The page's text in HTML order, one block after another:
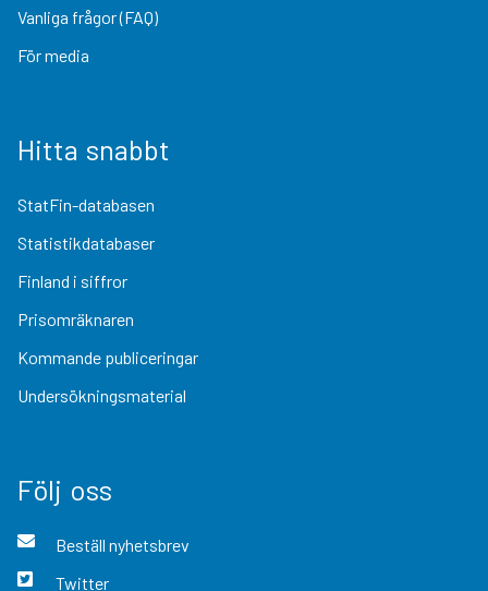
Vanliga frågor (FAQ)
För media
Hitta snabbt
StatFin-databasen
Statistikdatabaser
Finland i siffror
Prisomräknaren
Kommande publiceringar
Undersökningsmaterial
Följ oss
Beställ nyhetsbrev
Twitter